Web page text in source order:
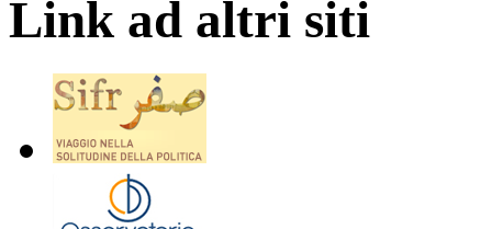
Link ad altri siti